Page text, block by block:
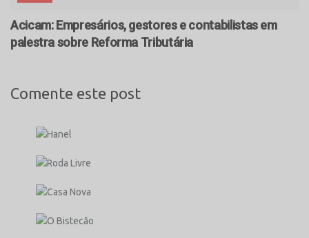
Acicam: Empresários, gestores e contabilistas em
palestra sobre Reforma Tributária
Comente este post